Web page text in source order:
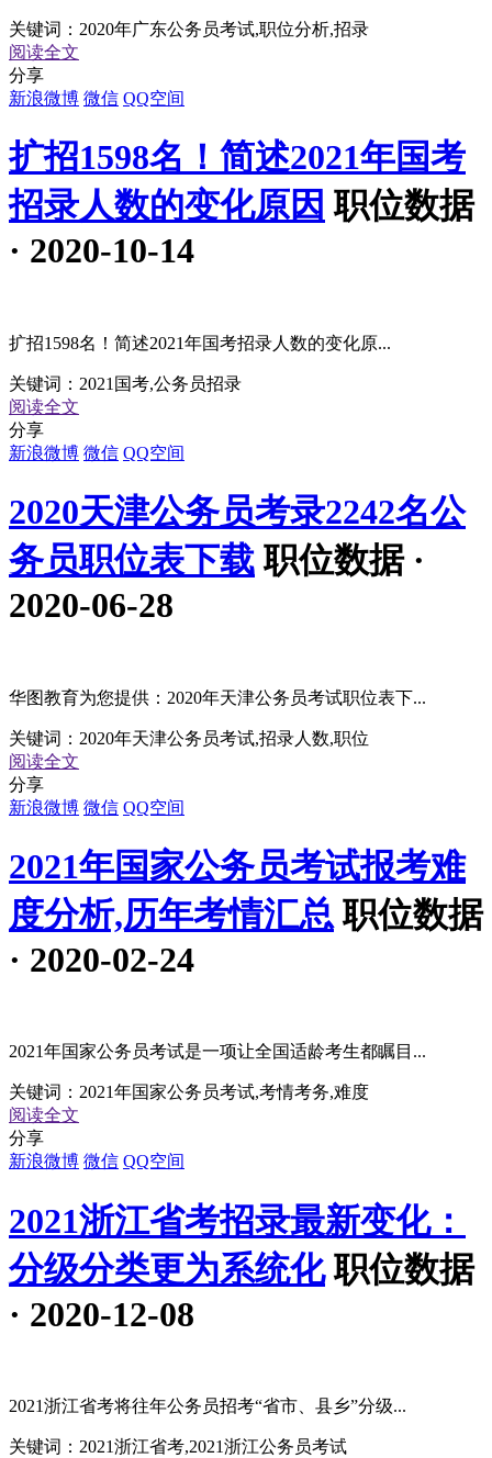
关键词： 2020年广东公务员考试,职位分析,招录
阅读全文
分享
新浪微博 微信 QQ空间
扩招1598名！简述2021年国考
招录人数的变化原因 职位数据
· 2020-10-14
扩招1598名！简述2021年国考招录人数的变化原...
关键词： 2021国考,公务员招录
阅读全文
分享
新浪微博 微信 QQ空间
2020天津公务员考录2242名公
务员职位表下载 职位数据 ·
2020-06-28
华图教育为您提供：2020年天津公务员考试职位表下...
关键词： 2020年天津公务员考试,招录人数,职位
阅读全文
分享
新浪微博 微信 QQ空间
2021年国家公务员考试报考难
度分析,历年考情汇总 职位数据
· 2020-02-24
2021年国家公务员考试是一项让全国适龄考生都瞩目...
关键词： 2021年国家公务员考试,考情考务,难度
阅读全文
分享
新浪微博 微信 QQ空间
2021浙江省考招录最新变化：
分级分类更为系统化 职位数据
· 2020-12-08
2021浙江省考将往年公务员招考“省市、县乡”分级...
关键词： 2021浙江省考,2021浙江公务员考试